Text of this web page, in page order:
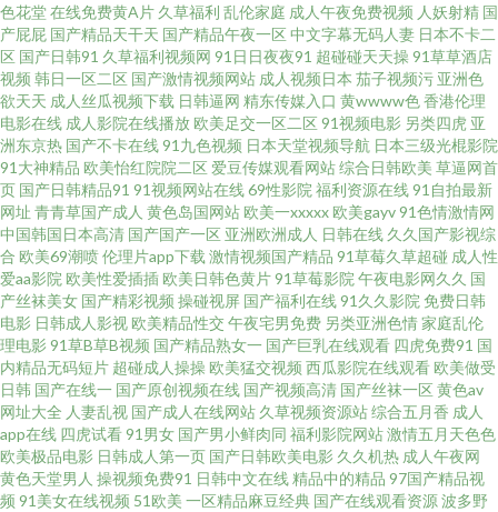
操精品 激情欧美亚 91导航福利视频 老司机日屄网 91熟女视频口 午夜AV导航
在线 另类视频专区 AV性爱网站 日韩免费黄色网址 成人午夜福利影院 91大香
蕉cn 欧美日处女屄影院 超碰碰碰96 五月天狠狠干 九一看片入口 91社入口 日
韩乱子伦 黑人激情AV 91豆花影院 欧亚影院 岛国91线观看 香蕉久草 狼友秘密
入口 avcom久爱 日韩熟女另类视频 久热精品8 av红绿首页 无码午夜影院 精品
肏屄的视频 91在线播放专区 日韩精彩视频 黄色18禁视频 91网站 日本中文字
幕黄色 国产91丝袜视频 亚洲啪啪网 蜜臀网站91cb 肏屄电影网 伪娘高潮丝足
小说 黑丝美女内射自慰 91蜜臀刺激网 日本肏屄网 豆花黑料视频 亚洲色情综
合爱爱 美女做爱视频久久 超碰人人乐 亚州综合色图 免费mv观看入口 A片免
色花堂在线免费黄A片 久草福利 乱伦家庭 成人午夜免费视频 人妖射精 国
产屁屁 国产精品天干天 国产精品午夜一区 中文字幕无码人妻 日本不卡二
区 国产日韩91 久草福利视频网 91日日夜夜91 超碰碰天天操91草草酒店
视频 韩日一区二区 国产激情视频网站 成人视频日本 茄子视频污 亚洲色
欲天天 成人丝瓜视频下载 日韩逼网 精东传媒入口 黄wwww色香港伦理
电影在线 成人影院在线播放 欧美足交一区二区 91视频电影 另类四虎 亚
洲东京热 国产不卡在线91九色视频 日本天堂视频导航 日本三级光棍影院
91大神精品 欧美怡红院院二区 爱豆传媒观看网站综合日韩欧美 草逼网首
页 国产日韩精品91 91视频网站在线69性影院 福利资源在线91自拍最新
网址 青青草国产成人 黄色岛国网站 欧美一xxxxx 欧美gayv91色情激情网
中国韩国日本高清 国产国产一区 亚洲欧洲成人 日韩在线 久久国产影视综
合 欧美69潮喷伦理片app下载 激情视频国产精品 91草莓久草超碰 成人性
爱aa影院 欧美性爱插插 欧美日韩色黄片91草莓影院 午夜电影网久久 国
产丝袜美女 国产精彩视频 操碰视屏 国产福利在线91久久影院 免费日韩
电影 日韩成人影视 欧美精品性交 午夜宅男免费 另类亚洲色情家庭乱伦
理电影 91草B草B视频 国产精品熟女一 国产巨乳在线观看 四虎免费91 国
内精品无码短片 超碰成人操操 欧美猛交视频 西瓜影院在线观看 欧美做受
日韩 国产在线一 国产原创视频在线 国产视频高清 国产丝袜一区 黄色av
网址大全 人妻乱视 国产成人在线网站 久草视频资源站综合五月香 成人
app在线 四虎试看91男女 国产男小鲜肉同 福利影院网站激情五月天色色
欧美极品电影 日韩成人第一页 国产日韩欧美电影 久久机热 成人午夜网
黄色天堂男人 操视频免费91 日韩中文在线精品中的精品 97国产精品视
频 91美女在线视频 51欧美 一区精品麻豆经典 国产在线观看资源波多野